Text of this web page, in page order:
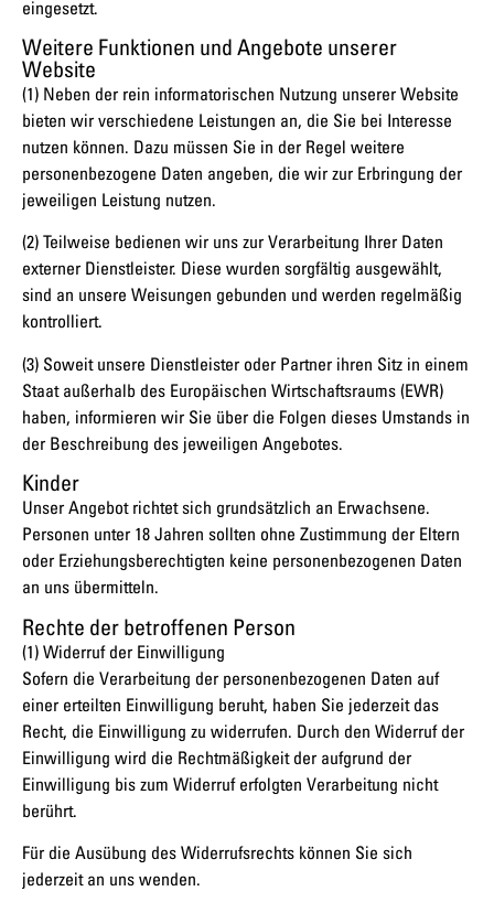
eingesetzt.
Weitere Funktionen und Angebote unserer
Website
(1) Neben der rein informatorischen Nutzung unserer Website
bieten wir verschiedene Leistungen an, die Sie bei Interesse
nutzen können. Dazu müssen Sie in der Regel weitere
personenbezogene Daten angeben, die wir zur Erbringung der
jeweiligen Leistung nutzen.
(2) Teilweise bedienen wir uns zur Verarbeitung Ihrer Daten
externer Dienstleister. Diese wurden sorgfältig ausgewählt,
sind an unsere Weisungen gebunden und werden regelmäßig
kontrolliert.
(3) Soweit unsere Dienstleister oder Partner ihren Sitz in einem
Staat außerhalb des Europäischen Wirtschaftsraums (EWR)
haben, informieren wir Sie über die Folgen dieses Umstands in
der Beschreibung des jeweiligen Angebotes.
Kinder
Unser Angebot richtet sich grundsätzlich an Erwachsene.
Personen unter 18 Jahren sollten ohne Zustimmung der Eltern
oder Erziehungsberechtigten keine personenbezogenen Daten
an uns übermitteln.
Rechte der betroffenen Person
(1) Widerruf der Einwilligung
Sofern die Verarbeitung der personenbezogenen Daten auf
einer erteilten Einwilligung beruht, haben Sie jederzeit das
Recht, die Einwilligung zu widerrufen. Durch den Widerruf der
Einwilligung wird die Rechtmäßigkeit der aufgrund der
Einwilligung bis zum Widerruf erfolgten Verarbeitung nicht
berührt.
Für die Ausübung des Widerrufsrechts können Sie sich
jederzeit an uns wenden.